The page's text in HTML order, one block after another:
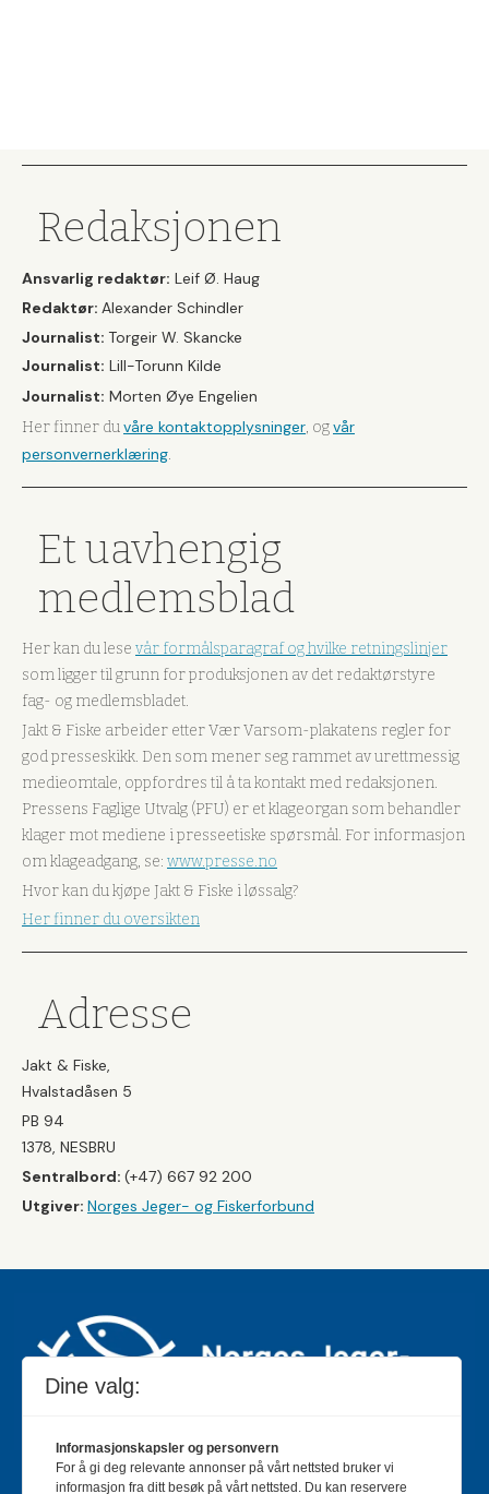
Redaksjonen
Ansvarlig redaktør: Leif Ø. Haug
Redaktør: Alexander Schindler
Journalist: Torgeir W. Skancke
Journalist: Lill-Torunn Kilde
Journalist: Morten Øye Engelien
Her finner duvåre kontaktopplysninger, ogvår
personvernerklæring.
Et uavhengig
medlemsblad
Her kan du lese vår formålsparagraf og hvilke retningslinjer
som ligger til grunn for produksjonen av det redaktørstyre
fag- og medlemsbladet.
Jakt & Fiske arbeider etter Vær Varsom-plakatens regler for
god presseskikk. Den som mener seg rammet av urettmessig
medieomtale, oppfordres til å ta kontakt med redaksjonen.
Pressens Faglige Utvalg (PFU) er et klageorgan som behandler
klager mot mediene i presseetiske spørsmål. For informasjon
om klageadgang, se: www.presse.no
Hvor kan du kjøpe Jakt & Fiske i løssalg?
Her finner du oversikten
Adresse
Jakt & Fiske,
Hvalstadåsen 5
PB 94
1378, NESBRU
Sentralbord: (+47) 667 92 200
Utgiver: Norges Jeger- og Fiskerforbund
Jakt & Fiske er landets største og eldste magasin for
Dine valg:
Informasjonskapsler og personvern
For å gi deg relevante annonser på vårt nettsted bruker vi
informasjon fra ditt besøk på vårt nettsted. Du kan reservere